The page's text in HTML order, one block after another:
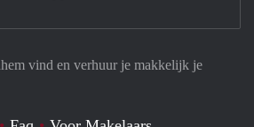
vind en verhuur je makkelijk je